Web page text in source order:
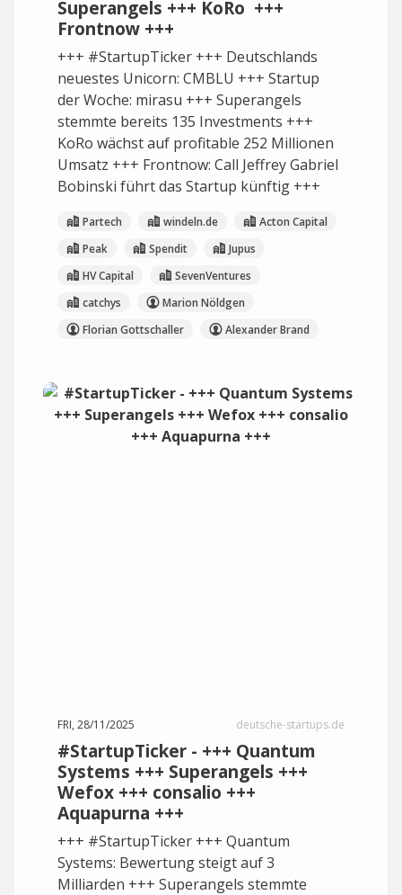
Superangels +++ KoRo +++
Frontnow +++
+++ #StartupTicker +++ Deutschlands
neuestes Unicorn: CMBLU +++ Startup
der Woche: mirasu +++ Superangels
stemmte bereits 135 Investments +++
KoRo wächst auf profitable 252 Millionen
Umsatz +++ Frontnow: Call Jeffrey Gabriel
Bobinski führt das Startup künftig +++
Partech windeln.de
Acton Capital
Peak
Spendit
Jupus
HV Capital
SevenVentures
catchys
Marion Nöldgen
Florian Gottschaller
Alexander Brand
FRI, 28/11/2025 deutsche-startups.de
#StartupTicker - +++ Quantum
Systems +++ Superangels +++
Wefox +++ consalio +++
Aquapurna +++
+++ #StartupTicker +++ Quantum
Systems: Bewertung steigt auf 3
Milliarden +++ Superangels stemmte